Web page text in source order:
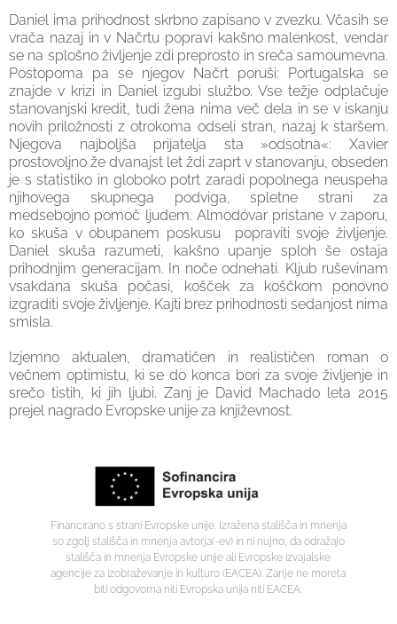
Daniel ima prihodnost skrbno zapisano v zvezku. Včasih se
vrača nazaj in v Načrtu popravi kakšno malenkost, vendar
se na splošno življenje zdi preprosto in sreča samoumevna.
Postopoma pa se njegov Načrt poruši: Portugalska se
znajde v krizi in Daniel izgubi službo. Vse težje odplačuje
stanovanjski kredit, tudi žena nima več dela in se v iskanju
novih priložnosti z otrokoma odseli stran, nazaj k staršem.
Njegova najboljša prijatelja sta »odsotna«: Xavier
prostovoljno že dvanajst let ždi zaprt v stanovanju, obseden
je s statistiko in globoko potrt zaradi popolnega neuspeha
njihovega skupnega podviga, spletne strani za
medsebojno pomoč ljudem. Almodóvar pristane v zaporu,
ko skuša v obupanem poskusu popraviti svoje življenje.
Daniel skuša razumeti, kakšno upanje sploh še ostaja
prihodnjim generacijam. In noče odnehati. Kljub ruševinam
vsakdana skuša počasi, košček za koščkom ponovno
izgraditi svoje življenje. Kajti brez prihodnosti sedanjost nima
smisla.
Izjemno aktualen, dramatičen in realističen roman o
večnem optimistu, ki se do konca bori za svoje življenje in
srečo tistih, ki jih ljubi. Zanj je David Machado leta 2015
prejel nagrado Evropske unije za književnost.
Financirano s strani Evropske unije. Izražena stališča in mnenja
so zgolj stališča in mnenja avtorja(-ev) in ni nujno, da odražajo
stališča in mnenja Evropske unije ali Evropske izvajalske
agencije za izobraževanje in kulturo (EACEA). Zanje ne moreta
biti odgovorna niti Evropska unija niti EACEA.